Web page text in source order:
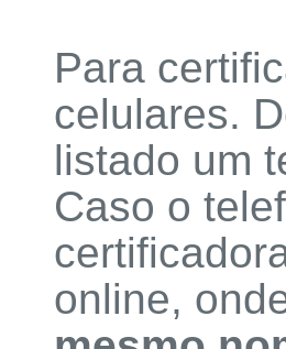
Para
celulares.
listado um
Caso o
online,